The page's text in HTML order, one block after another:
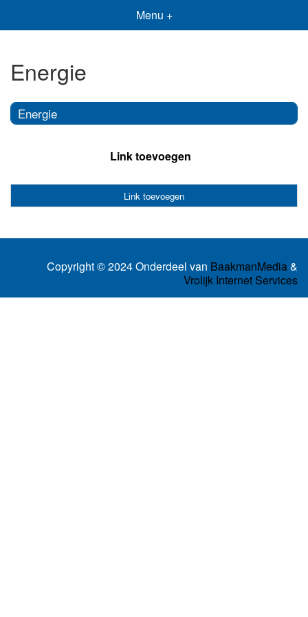
Menu +
Energie
Energie
Link toevoegen
Link toevoegen
Copyright © 2024 Onderdeel van BaakmanMedia&
Vrolijk Internet Services